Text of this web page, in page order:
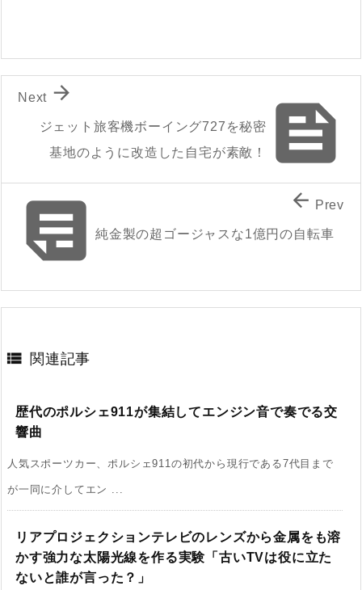

ジェット旅客機ボーイング727を秘密
基地のように改造した自宅が素敵！

Next
純金製の超ゴージャスな1億円の自転車
 Prev
 関連記事
歴代のポルシェ911が集結してエンジン音で奏でる交
響曲
人気スポーツカー、ポルシェ911の初代から現行である7代目まで
が一同に介してエン ...
リアプロジェクションテレビのレンズから金属をも溶
かす強力な太陽光線を作る実験「古いTVは役に立た
ないと誰が言った？」